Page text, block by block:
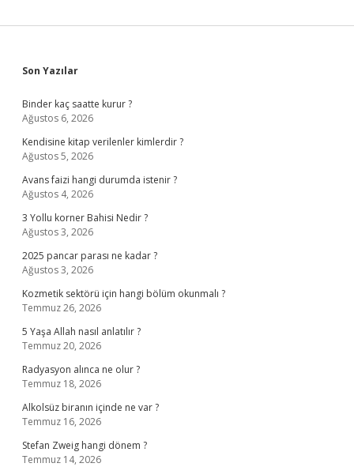
Sidebar
Son Yazılar
Binder kaç saatte kurur ?
Ağustos 6, 2026
Kendisine kitap verilenler kimlerdir ?
Ağustos 5, 2026
Avans faizi hangi durumda istenir ?
Ağustos 4, 2026
3 Yollu korner Bahisi Nedir ?
Ağustos 3, 2026
2025 pancar parası ne kadar ?
Ağustos 3, 2026
Kozmetik sektörü için hangi bölüm okunmalı ?
Temmuz 26, 2026
5 Yaşa Allah nasıl anlatılır ?
Temmuz 20, 2026
Radyasyon alınca ne olur ?
Temmuz 18, 2026
Alkolsüz biranın içinde ne var ?
Temmuz 16, 2026
Stefan Zweig hangi dönem ?
Temmuz 14, 2026